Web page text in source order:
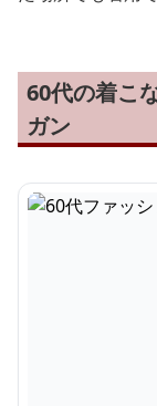
60代の着こ
ガン